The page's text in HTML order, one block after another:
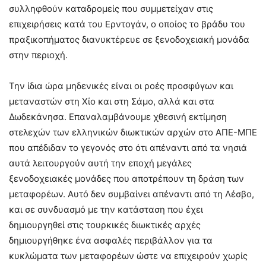
συλληφθούν καταδρομείς που συμμετείχαν στις
επιχειρήσεις κατά του Ερντογάν, ο οποίος το βράδυ του
πραξικοπήματος διανυκτέρευε σε ξενοδοχειακή μονάδα
στην περιοχή.
Την ίδια ώρα μηδενικές είναι οι ροές προσφύγων και
μεταναστών στη Χίο και στη Σάμο, αλλά και στα
Δωδεκάνησα. Επαναλαμβάνουμε χθεσινή εκτίμηση
στελεχών των ελληνικών διωκτικών αρχών στο ΑΠΕ-ΜΠΕ
που απέδιδαν το γεγονός στο ότι απέναντι από τα νησιά
αυτά λειτουργούν αυτή την εποχή μεγάλες
ξενοδοχειακές μονάδες που αποτρέπουν τη δράση των
μεταφορέων. Αυτό δεν συμβαίνει απέναντι από τη Λέσβο,
και σε συνδυασμό με την κατάσταση που έχει
δημιουργηθεί στις τουρκικές διωκτικές αρχές
δημιουργήθηκε ένα ασφαλές περιβάλλον για τα
κυκλώματα των μεταφορέων ώστε να επιχειρούν χωρίς